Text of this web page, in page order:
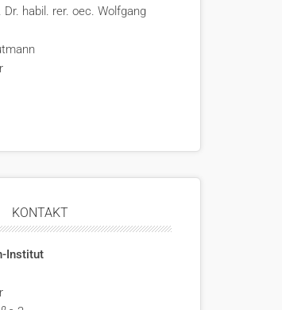
Dr. habil. rer. oec. Wolfgang
KONTAKT
Institut